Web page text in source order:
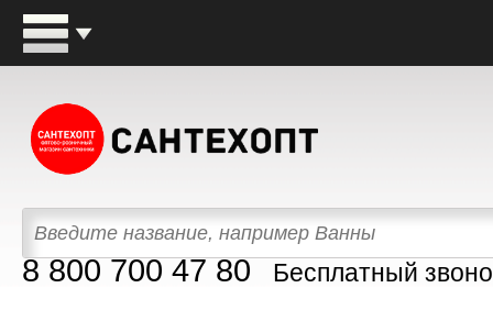
8 800 700 47 80 Бесплатный